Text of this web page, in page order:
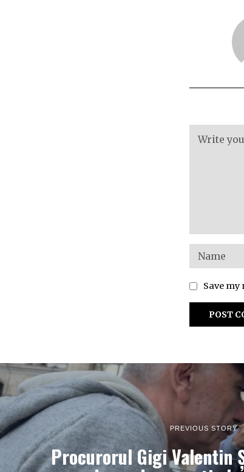
Save
PREVIOUS STORY
Procurorul Gigi Valentin